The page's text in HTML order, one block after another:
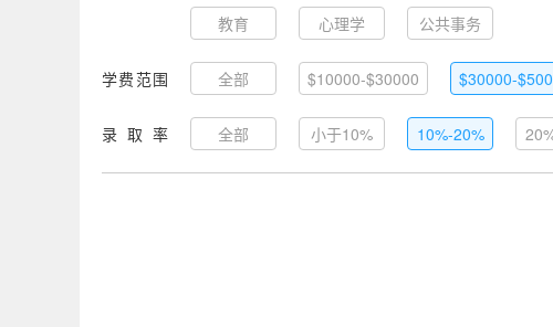
教育 心理学 公共事务
学费范围 全部 $10000-$30000 $30000-
录取率 全部 小于10% 10%-20%